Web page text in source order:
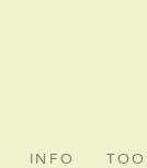
INFO